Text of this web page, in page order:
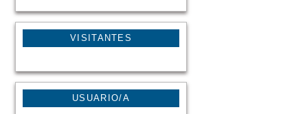
VISITANTES
USUARIO/A